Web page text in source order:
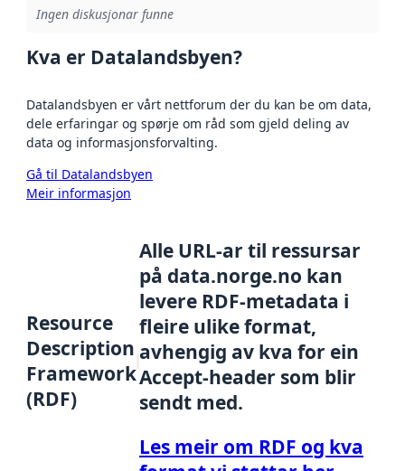
Ingen diskusjonar funne
Kva er Datalandsbyen?
Datalandsbyen er vårt nettforum der du kan be om data,
dele erfaringar og spørje om råd som gjeld deling av
data og informasjonsforvalting.
Gå til Datalandsbyen
Meir informasjon
Resource
Description
Framework
(RDF)
Alle URL-ar til ressursar
på data.norge.no kan
levere RDF-metadata i
fleire ulike format,
avhengig av kva for ein
Accept-header som blir
sendt med.
Les meir om RDF og kva